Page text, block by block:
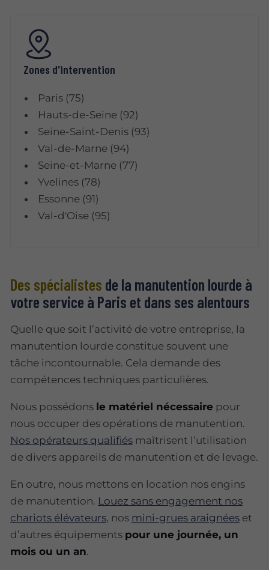
Zones d'intervention
Paris (75)
Hauts-de-Seine (92)
Seine-Saint-Denis (93)
Val-de-Marne (94)
Seine-et-Marne (77)
Yvelines (78)
Essonne (91)
Val-d'Oise (95)
Des spécialistes de la manutention lourde à
votre service à Paris et dans ses alentours
Quelle que soit l’activité de votre entreprise, la
manutention lourde constitue souvent une
tâche incontournable. Cela demande des
compétences techniques particulières.
Nous possédons le matériel nécessaire pour
nous occuper des opérations de manutention.
Nos opérateurs qualifiés maîtrisent l’utilisation
de divers appareils de manutention et de levage.
En outre, nous mettons en location nos engins
de manutention. Louez sans engagement nos
chariots élévateurs, nos mini-grues araignées et
d’autres équipements pour une journée, un
mois ou un an.